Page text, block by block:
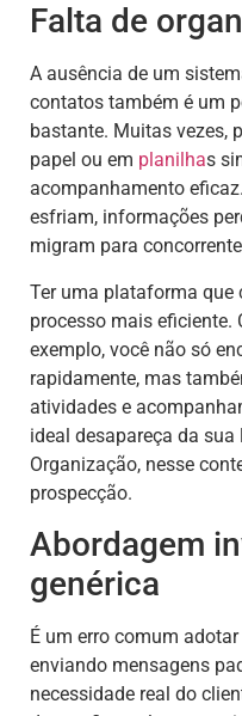
Falta de
A ausência de um
contatos também é um
bastante. Muitas vezes,
papel ou em planilhas
acompanhamento
esfriam, informações
migram para
Ter uma plataforma que
processo mais eficiente.
exemplo, você não só
rapidamente, mas
atividades e
ideal desapareça da
Organização, nesse
prospecção.
Abordagem
genérica
É um erro comum
enviando mensagens
necessidade real do